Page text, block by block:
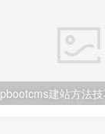
pbootcms建站方法